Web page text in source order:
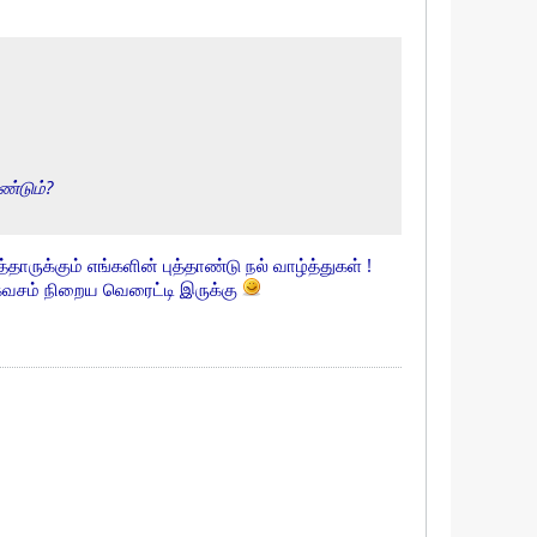
எங்களின் புத்தாண்டு நல் வாழ்த்துகள் !
நிறைய வெரைட்டி இருக்கு